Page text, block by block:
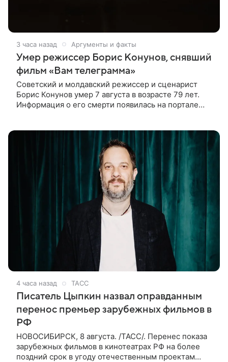
3 часа назад Аргументы и факты
Умер режиссер Борис Конунов, снявший
фильм «Вам телеграмма»
Советский и молдавский режиссер и сценарист
Борис Конунов умер 7 августа в возрасте 79 лет.
Информация о его смерти появилась на портале
4 часа назад ТАСС
Писатель Цыпкин назвал оправданным
перенос премьер зарубежных фильмов в
РФ
НОВОСИБИРСК, 8 августа. /ТАСС/. Перенес показа
зарубежных фильмов в кинотеатрах РФ на более
поздний срок в угоду отечественным проектам